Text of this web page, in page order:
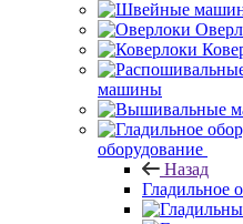
машины
оборудование
Назад
Гладильное